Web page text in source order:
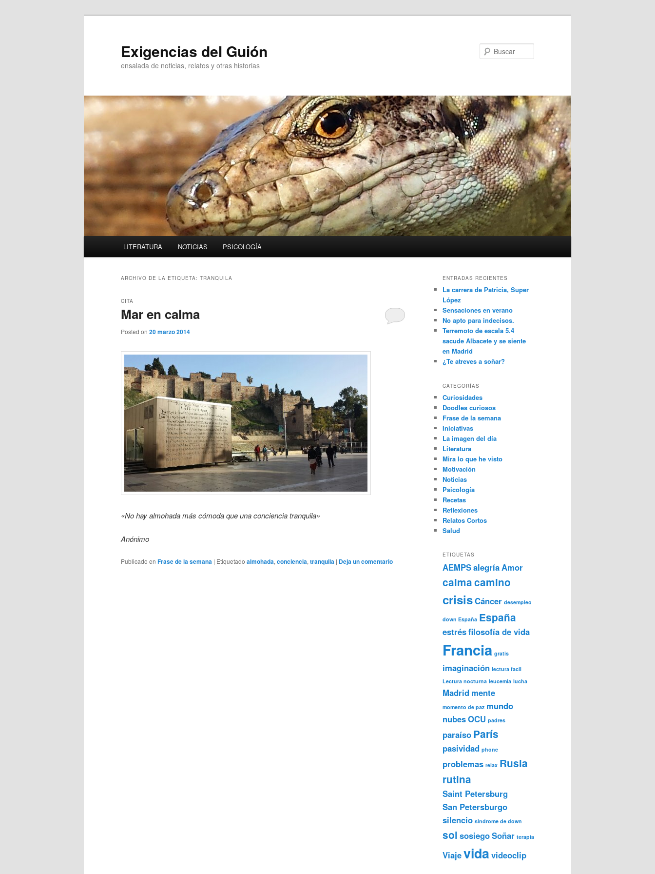
Exigencias del Guión
ensalada de noticias, relatos y otras historias
LITERATURA NOTICIAS PSICOLOGÍA
ARCHIVO DE LA ETIQUETA: TRANQUILA
Mar en calma
CITA
Posted on 20 marzo 2014
«No hay almohada más cómoda que una conciencia tranquila»
Anónimo
Publicado en Frase de la semana | Etiquetado almohada, conciencia, tranquila | Deja un comentario
ENTRADAS RECIENTES
La carrera de Patricia, Super
López
Sensaciones en verano
No apto para indecisos.
Terremoto de escala 5.4
sacude Albacete y se siente
en Madrid
¿Te atreves a soñar?
CATEGORÍAS
Curiosidades
Doodles curiosos
Frase de la semana
Iniciativas
La imagen del día
Literatura
Mira lo que he visto
Motivación
Noticias
Psicología
Recetas
Reflexiones
Relatos Cortos
Salud
ETIQUETAS
AEMPSalegríaAmor
calmacamino
crisisCáncer desempleo
down España España
estrésfilosofía de vida
Francia gratis
imaginación lectura facil
Lectura nocturna leucemia lucha
Madrid mente
momento de paz mundo
nubesOCU padres
paraíso París
pasividad phone
problemas relax Rusia
rutina
Saint Petersburg
San Petersburgo
silencio sindrome de down
sol sosiegoSoñar terapia
Viajevida videoclip